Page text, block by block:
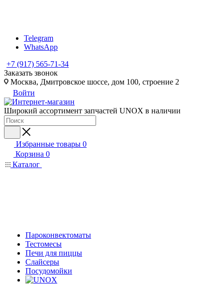
Telegram
WhatsApp
+7 (917) 565-71-34
Заказать звонок
Москва, Дмитровское шоссе, дом 100, строение 2
Войти
Широкий ассортимент запчастей UNOX в наличии
Избранные товары 0
Корзина 0
Каталог
Пароконвектоматы
Тестомесы
Печи для пиццы
Слайсеры
Посудомойки